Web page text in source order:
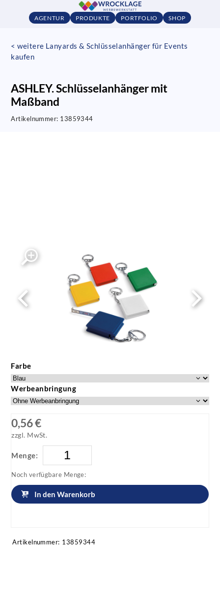
AGENTUR PRODUKTE PORTFOLIO SHOP
< weitere Lanyards & Schlüsselanhänger für Events
kaufen
ASHLEY. Schlüsselanhänger mit
Maßband
Artikelnummer: 13859344
Farbe
Werbeanbringung
0,56 €
zzgl. MwSt.
Menge:
Noch verfügbare Menge:
In den Warenkorb
Artikelnummer: 13859344